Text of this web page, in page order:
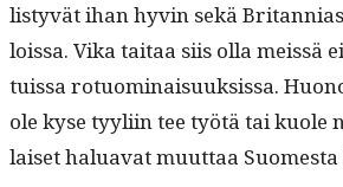
listyvät ihan hyvin sekä
lois­sa. Vika taitaa siis olla meis­sä
tuis­sa rotuom­i­naisuuk­sis­sa.
ole kyse tyyli­in tee työtä tai kuole
laiset halu­a­vat muut­taa